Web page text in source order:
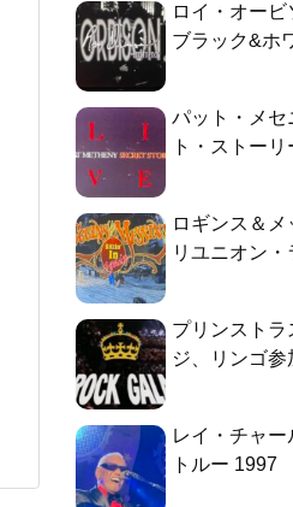
ロイ・オー
ブラック&ホ
パット・メセ
ト・ストー
ロギンス＆
リユニオン
プリンストラ
ジ、リンゴ参
レイ・チャ
トルー 1997